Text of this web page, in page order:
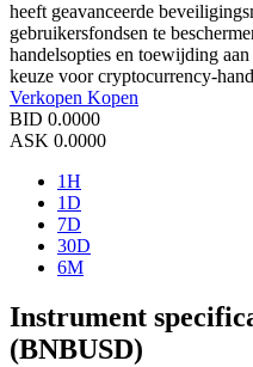
heeft geavanceerde
gebruikersfondsen te
handelsopties en toewijding
keuze voor cryptocurrency-
Verkopen Kopen
BID 0.0000
ASK 0.0000
1H
1D
7D
30D
6M
Instrument
(BNBUSD)